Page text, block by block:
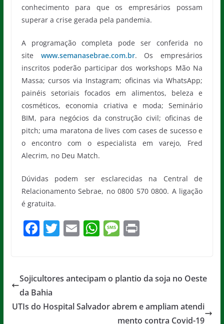
conhecimento para que os empresários possam
superar a crise gerada pela pandemia.
A programação completa pode ser conferida no
site www.semanasebrae.com.br. Os empresários
inscritos poderão participar dos workshops Mão Na
Massa; cursos via Instagram; oficinas via WhatsApp;
painéis setoriais focados em alimentos, beleza e
cosméticos, economia criativa e moda; Seminário
BIM, para negócios da construção civil; oficinas de
pitch; uma maratona de lives com cases de sucesso e
o encontro com o especialista em varejo, Fred
Alecrim, no Deu Match.
Dúvidas podem ser esclarecidas na Central de
Relacionamento Sebrae, no 0800 570 0800. A ligação
é gratuita.
F
e
b
o
T
er
E
l
W
s
p
M
a
e
Pr
Sojicultores antecipam o plantio da soja no Oeste
da Bahia
UTIs do Hospital Salvador abrem e ampliam atendi
mento contra Covid-19